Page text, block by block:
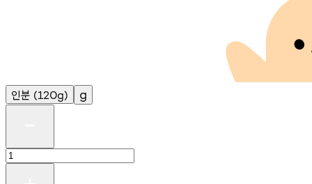
인분 (120g) g